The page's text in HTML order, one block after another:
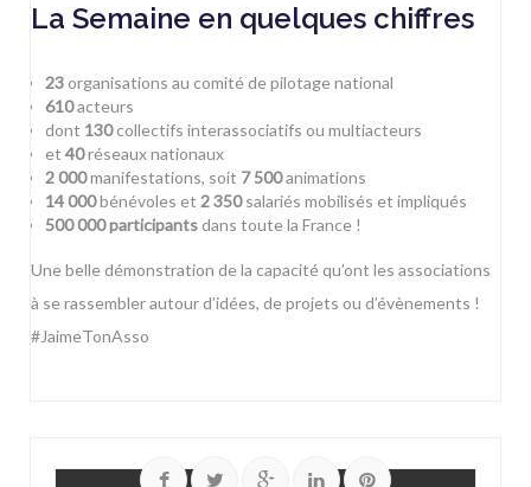
La Semaine en quelques chiffres
23 organisations au comité de pilotage national
610acteurs
dont 130collectifs interassociatifs ou multiacteurs
et 40réseaux nationaux
2 000manifestations, soit 7 500animations
14 000bénévoles et 2 350salariés mobilisés et impliqués
500 000 participantsdans toute la France !
Une belle démonstration de la capacité qu’ont les associations
à se rassembler autour d’idées, de projets ou d’évènements !
#JaimeTonAsso